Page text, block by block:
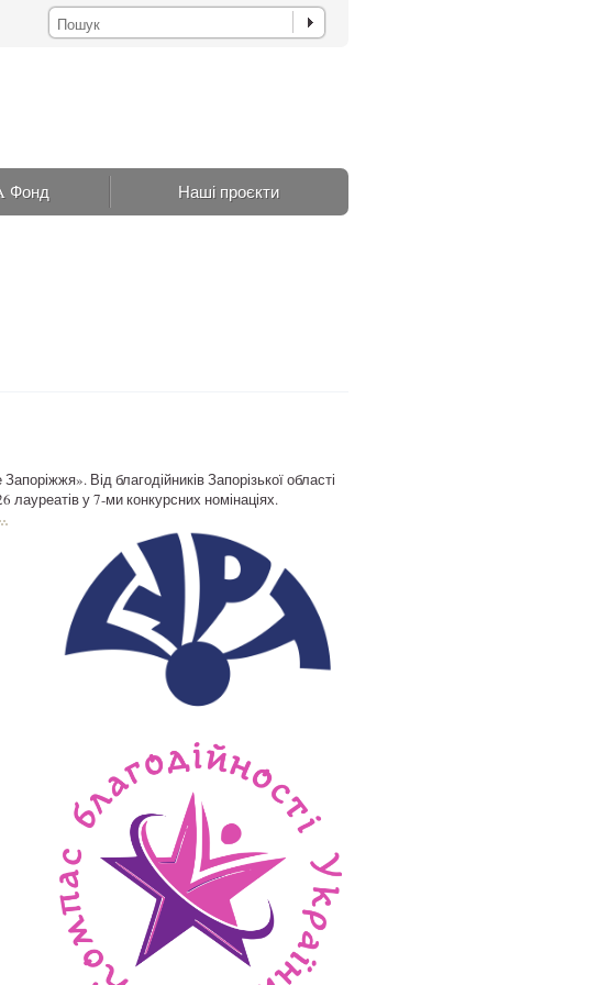
Фонд Наші проєкти
Від благодійників Запорізької області
у 7-ми конкурсних номінаціях.